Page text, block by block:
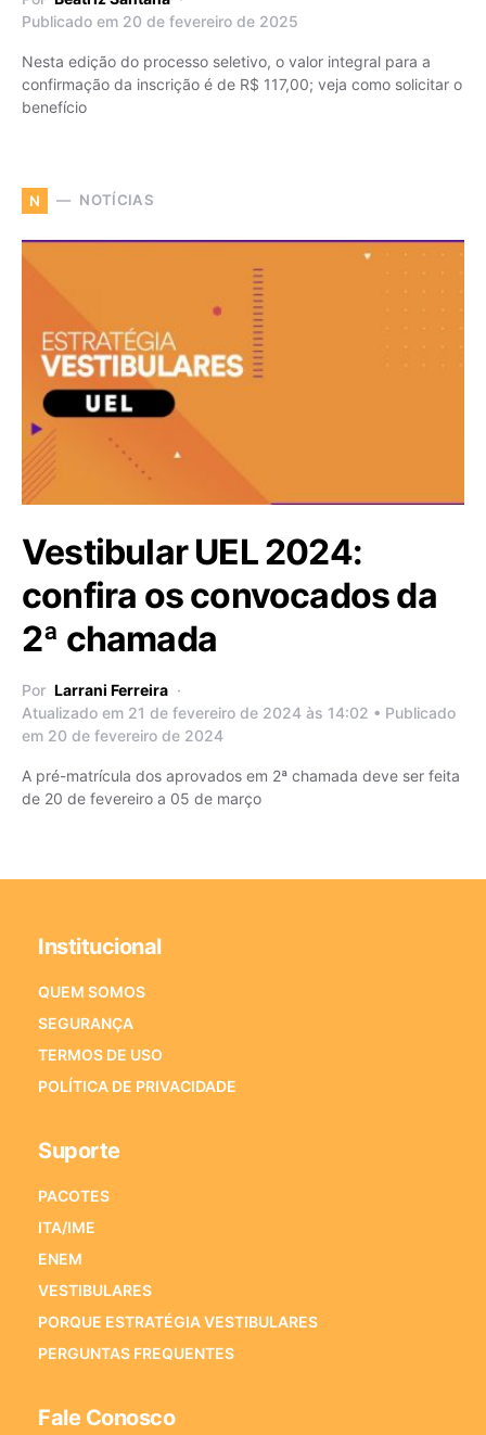
Publicado em 20 de fevereiro de 2025
Nesta edição do processo seletivo, o valor integral para a
confirmação da inscrição é de R$ 117,00; veja como solicitar o
benefício
N NOTÍCIAS
Vestibular UEL 2024:
confira os convocados da
2ª chamada
Por Larrani Ferreira
Atualizado em 21 de fevereiro de 2024 às 14:02 • Publicado
em 20 de fevereiro de 2024
A pré-matrícula dos aprovados em 2ª chamada deve ser feita
de 20 de fevereiro a 05 de março
Institucional
QUEM SOMOS
SEGURANÇA
TERMOS DE USO
POLÍTICA DE PRIVACIDADE
Suporte
PACOTES
ITA/IME
ENEM
VESTIBULARES
PORQUE ESTRATÉGIA VESTIBULARES
PERGUNTAS FREQUENTES
Fale Conosco